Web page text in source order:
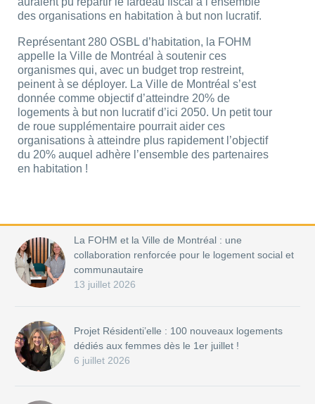
des organisations en habitation à but non lucratif.
Représentant 280 OSBL d’habitation, la FOHM
appelle la Ville de Montréal à soutenir ces
organismes qui, avec un budget trop restreint,
peinent à se déployer. La Ville de Montréal s’est
donnée comme objectif d’atteindre 20% de
logements à but non lucratif d’ici 2050. Un petit tour
de roue supplémentaire pourrait aider ces
organisations à atteindre plus rapidement l’objectif
du 20% auquel adhère l’ensemble des partenaires
en habitation !
La FOHM et la Ville de Montréal : une
collaboration renforcée pour le logement social et
communautaire
13 juillet 2026
Projet Résidenti’elle : 100 nouveaux logements
dédiés aux femmes dès le 1er juillet !
6 juillet 2026